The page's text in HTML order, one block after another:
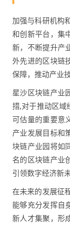
加强与科研机构
和创新平台，集
新，不断提升产
外先进的区块链
保障，推动产业
星沙区块链产业
措,对于推动区域
可估量的重要意
产业发展目标和
块链产业园将如
名的区块链产业
引领数字经济新未
在未来的发展征
能够充分发挥自
新人才集聚，形